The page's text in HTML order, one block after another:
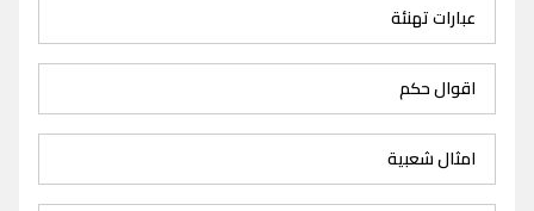
عبارات تهنئة
اقوال حكم
امثال شعبية